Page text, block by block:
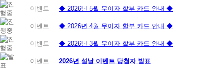
이벤트 ◆ 2026년 5월 무이자 할부 카드 안내 ◆
이벤트 ◆ 2026년 4월 무이자 할부 카드 안내 ◆
이벤트 ◆ 2026년 3월 무이자 할부 카드 안내 ◆
이벤트 2026년 설날 이벤트 당첨자 발표